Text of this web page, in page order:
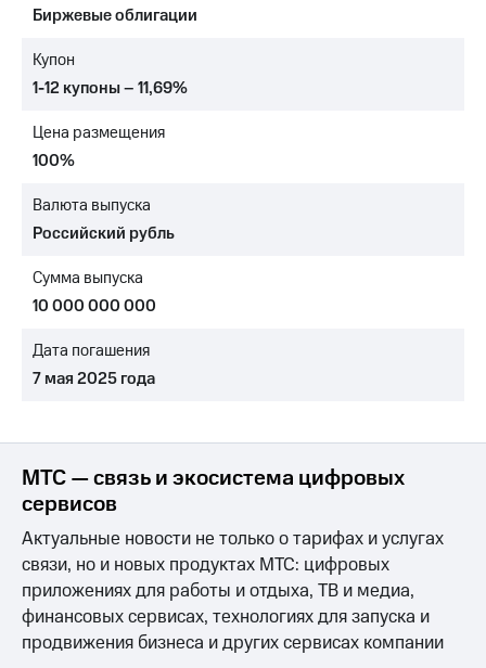
Достижения
Интервью
отчетность
Контакты
Пригласить
спикера
и акционерам
Корпоративное
управление
секретарь
Раскрытие
информации
Информация
акционерам
Документы
ПАО
"МТС"
Собрания
акционеров
Личный
Биржевые облигации
Купон
1-12 купоны – 11,69%
Цена размещения
100%
Валюта выпуска
Российский рубль
Сумма выпуска
10 000 000 000
Дата погашения
7 мая 2025 года
МТС — связь и экосистема цифровых
сервисов
Актуальные новости не только о тарифах и услугах
связи, но и новых продуктах МТС: цифровых
приложениях для работы и отдыха, ТВ и медиа,
финансовых сервисах, технологиях для запуска и
продвижения бизнеса и других сервисах компании